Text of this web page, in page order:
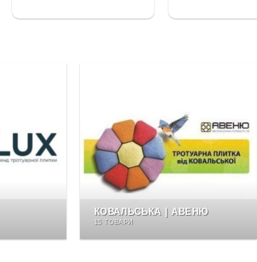
КОВАЛЬСЬКА | АВЕНЮ
15 ТОВАРИ